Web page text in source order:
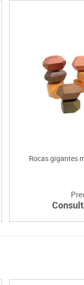
Rocas gigantes